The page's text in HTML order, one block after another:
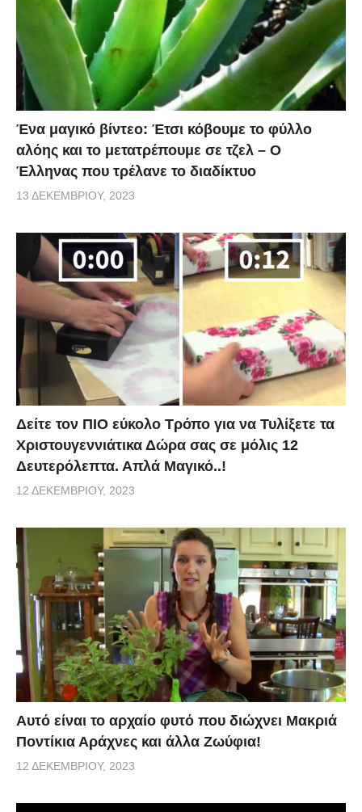
Ένα μαγικό βίντεο: Έτσι κόβουμε το φύλλο
αλόης και το μετατρέπουμε σε τζελ – O
Έλληνας που τρέλανε το διαδίκτυο
13 ΔΕΚΕΜΒΡΊΟΥ, 2023
Δείτε τον ΠΙΟ εύκολο Τρόπο για να Τυλίξετε τα
Χριστουγεννιάτικα Δώρα σας σε μόλις 12
Δευτερόλεπτα. Απλά Μαγικό..!
12 ΔΕΚΕΜΒΡΊΟΥ, 2023
Αυτό είναι το αρχαίο φυτό που διώχνει Μακριά
Ποντίκια Αράχνες και άλλα Ζωύφια!
12 ΔΕΚΕΜΒΡΊΟΥ, 2023